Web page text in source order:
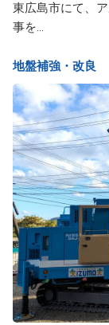
東広島市にて、
事を...
地盤補強・改良​